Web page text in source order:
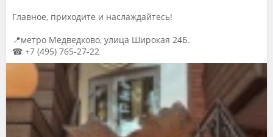
Главное, приходите и наслаждайтесь!
📍метро Медведково, улица Широкая 24Б.
☎ +7 (495) 765-27-22